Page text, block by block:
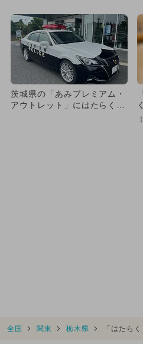
カ...
茨城県の「あみプレミアム・
アウトレット」にはたらくく
全国 関東 栃木県 「はたら